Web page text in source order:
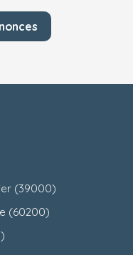
(39000)
(60200)